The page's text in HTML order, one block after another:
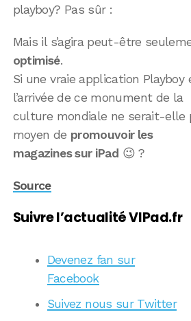
playboy? Pas sûr :
Mais il s’agira peut-être
optimisé.
Si une vraie application Playboy
l’arrivée de ce monument de la
culture mondiale ne serait-elle
moyen de promouvoir les
magazines sur iPad 😉 ?
Source
Suivre l’actualité VIPad.fr
Devenez fan sur
Facebook
Suivez nous sur Twitter